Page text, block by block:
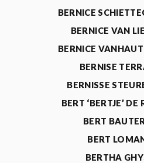
BERNICE
BERNICE VAN
BERNICE
BERNISE
BERNISSE
BERT ‘BERTJE’
BERT
BERT
BERTHA